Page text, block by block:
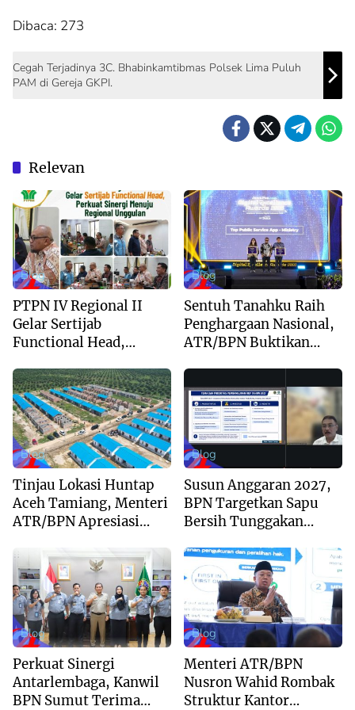
Dibaca: 273
Cegah Terjadinya 3C. Bhabinkamtibmas Polsek Lima Puluh
PAM di Gereja GKPI.
Relevan
Blog
PTPN IV Regional II
Gelar Sertijab
Functional Head,
Regional Unggulan
Blog
Sentuh Tanahku Raih
Penghargaan Nasional,
ATR/BPN Buktikan
Blog
Tinjau Lokasi Huntap
Aceh Tamiang, Menteri
ATR/BPN Apresiasi
Buddha Tzu Chi dan
Aguan
Blog
Susun Anggaran 2027,
BPN Targetkan Sapu
Bersih Tunggakan
Kepastian Waktu
Layanan
Blog
Perkuat Sinergi
Antarlembaga, Kanwil
BPN Sumut Terima
Blog
Menteri ATR/BPN
Nusron Wahid Rombak
Struktur Kantor